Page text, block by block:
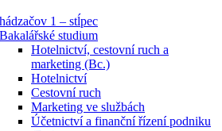
1 – stĺpec
Bakalářské studium
Hotelnictví, cestovní ruch a
marketing (Bc.)
Hotelnictví
Cestovní ruch
Marketing ve službách
Účetnictví a finanční řízení podniku